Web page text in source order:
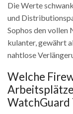
Die Werte
und
Sophos den vollen
kulanter, gewährt
nahtlose
Welche
WatchGuard